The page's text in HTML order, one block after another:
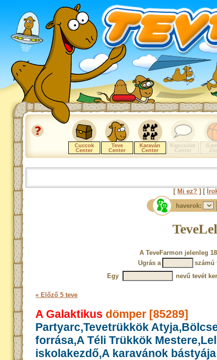
Cuccok
Center
Teve
Center
Karaván
Center
Kapcsolat
Center
[ Mi ez? ] [
haverok:
A TeveFarmon jelenleg
Ugrás a
számú
Egy
nevű tevét
« Előző 5 teve
A Galaktikus dömper [85289]
Partyarc,Tevetrükkök
forrása,A Téli Trükkök
iskolakezdő,A karavánok bástyája